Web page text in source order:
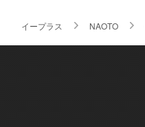
イープラス NAOTO